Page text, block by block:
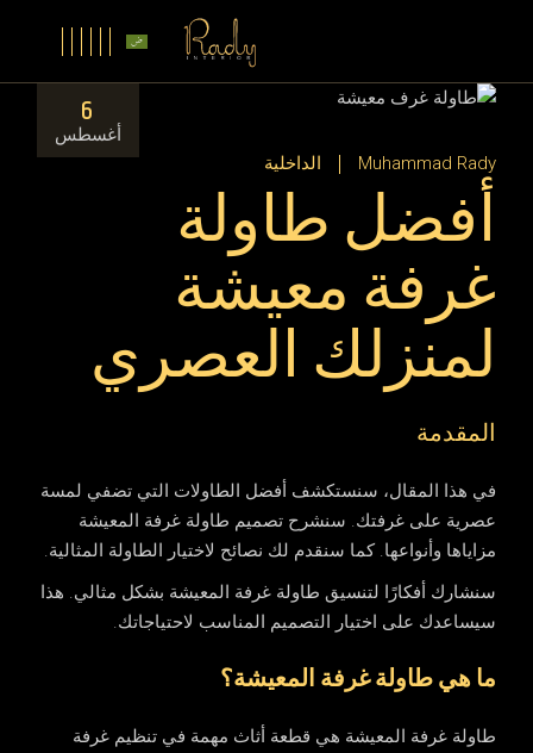
6
أغسطس
Muhammad Rady
الداخلية
أفضل طاولة
غرفة معيشة
لمنزلك العصري
المقدمة
في هذا المقال، سنستكشف أفضل الطاولات التي تضفي لمسة
عصرية على غرفتك. سنشرح تصميم طاولة غرفة المعيشة
مزاياها وأنواعها. كما سنقدم لك نصائح لاختيار الطاولة المثالية.
سنشارك أفكارًا لتنسيق طاولة غرفة المعيشة بشكل مثالي. هذا
سيساعدك على اختيار التصميم المناسب لاحتياجاتك.
ما هي طاولة غرفة المعيشة؟
طاولة غرفة المعيشة هي قطعة أثاث مهمة في تنظيم غرفة